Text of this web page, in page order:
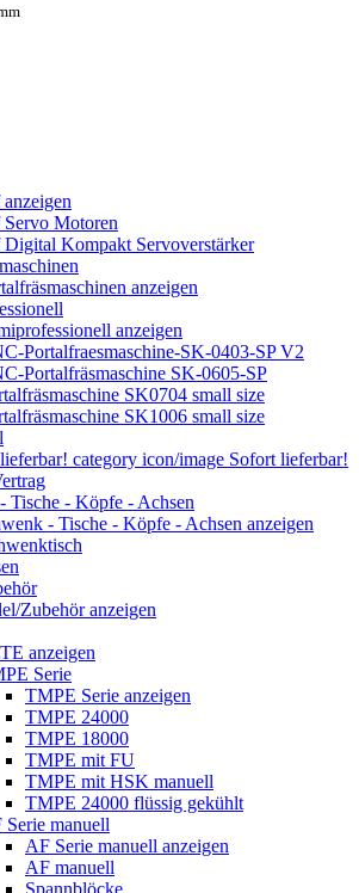
Motoren
Kompakt Servoverstärker
anzeigen
anzeigen
Portalfraesmaschine-SK-0403-SP V2
Portalfräsmaschine SK-0605-SP
SK0704 small size
SK1006 small size
Sofort lieferbar!
Tische - Köpfe - Achsen
- Tische - Köpfe - Achsen anzeigen
Zubehör anzeigen
anzeigen
Serie
TMPE Serie anzeigen
TMPE 24000
TMPE 18000
TMPE mit FU
TMPE mit HSK manuell
TMPE 24000 flüssig gekühlt
Serie manuell
AF Serie manuell anzeigen
AF manuell
Spannblöcke